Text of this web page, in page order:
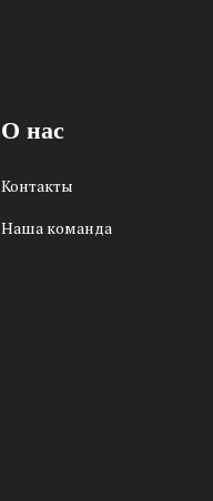
О нас
Контакты
Наша команда